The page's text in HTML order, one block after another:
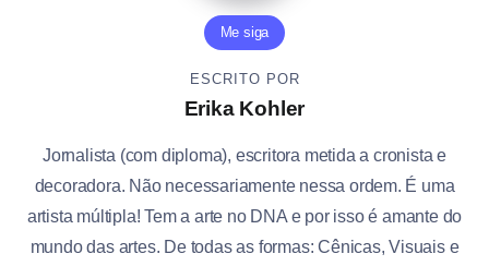
Me siga
ESCRITO POR
Erika Kohler
Jornalista (com diploma), escritora metida a cronista e
decoradora. Não necessariamente nessa ordem. É uma
artista múltipla! Tem a arte no DNA e por isso é amante do
mundo das artes. De todas as formas: Cênicas, Visuais e